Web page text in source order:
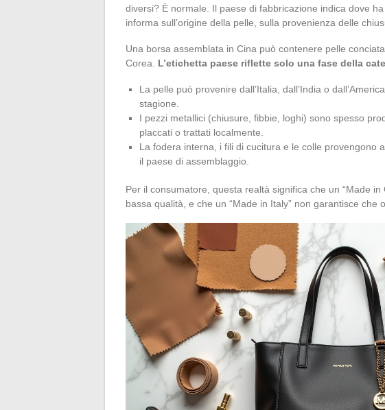
diversi? È normale. Il paese di fabbricazione indica dove
informa sull’origine della pelle, sulla provenienza delle
Una borsa assemblata in Cina può contenere pelle
Corea. L’etichetta paese riflette solo una fase della
La pelle può provenire dall’Italia, dall’India o
stagione.
I pezzi metallici (chiusure, fibbie, loghi) sono spesso
placcati o trattati localmente.
La fodera interna, i fili di cucitura e le colle provengono
il paese di assemblaggio.
Per il consumatore, questa realtà significa che un “Made
bassa qualità, e che un “Made in Italy” non garantisce che